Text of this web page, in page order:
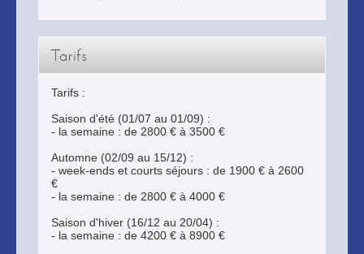
Tarifs
Tarifs :
Saison d'été (01/07 au 01/09) :
- la semaine : de 2800 € à 3500 €
Automne (02/09 au 15/12) :
- week-ends et courts séjours : de 1900 € à 2600
€
- la semaine : de 2800 € à 4000 €
Saison d'hiver (16/12 au 20/04) :
- la semaine : de 4200 € à 8900 €